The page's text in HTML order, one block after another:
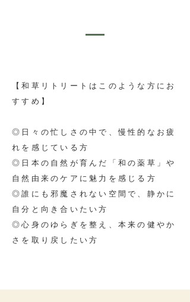
【和草リトリートはこのような方にお
すすめ】
◎日々の忙しさの中で、慢性的なお疲
れを感じている方
◎日本の自然が育んだ「和の薬草」や
自然由来のケアに魅力を感じる方
◎誰にも邪魔されない空間で、静かに
自分と向き合いたい方
◎心身のゆらぎを整え、本来の健やか
さを取り戻したい方